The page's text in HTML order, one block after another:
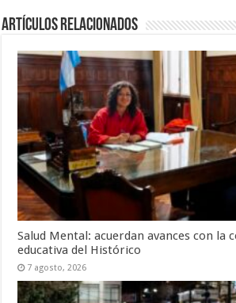
Artículos Relacionados
Salud Mental: acuerdan avances con la
educativa del Histórico
7 agosto, 2026